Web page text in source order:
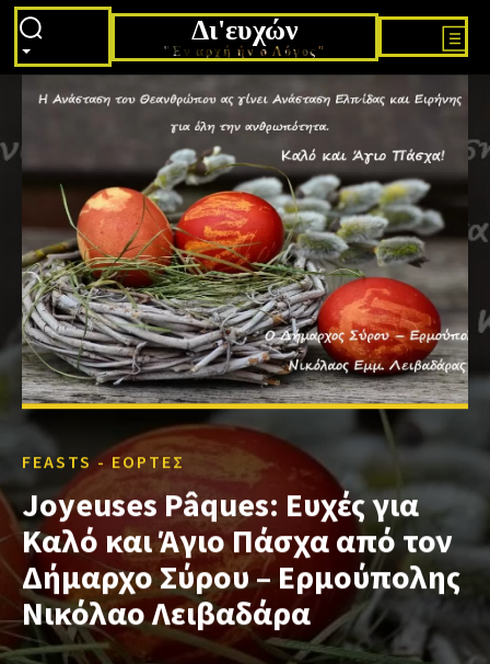
Δι'ευχών
"Εν αρχή ήν ο Λόγος"
FEASTS - ΕΟΡΤΈΣ
Joyeuses Pâques: Ευχές για
Καλό και Άγιο Πάσχα από τον
Δήμαρχο Σύρου – Ερμούπολης
Νικόλαο Λειβαδάρα